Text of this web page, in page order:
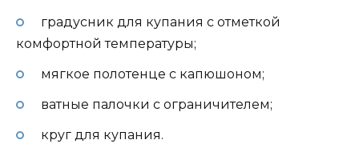
градусник для купания с отметкой
комфортной температуры;
мягкое полотенце с капюшоном;
ватные палочки с ограничителем;
круг для купания.